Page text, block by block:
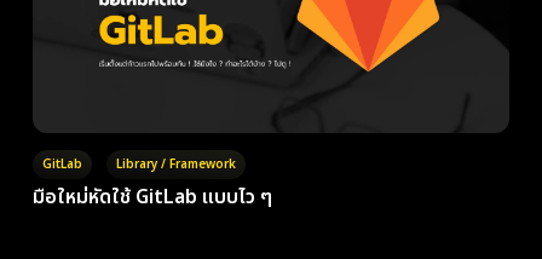
GitLab Library / Framework
มือใหม่หัดใช้ GitLab แบบไว ๆ